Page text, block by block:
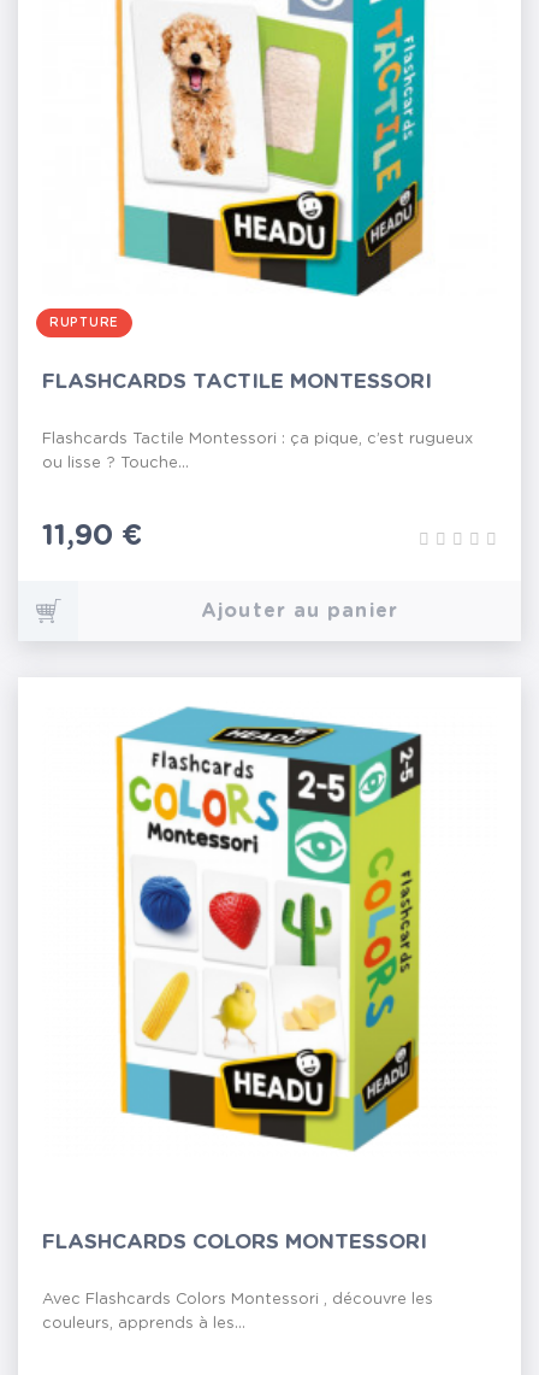
RUPTURE
FLASHCARDS TACTILE MONTESSORI
Flashcards Tactile Montessori : ça pique, c’est rugueux
ou lisse ? Touche...
Prix
11,90 €
Ajouter au panier
FLASHCARDS COLORS MONTESSORI
Avec Flashcards Colors Montessori , découvre les
couleurs, apprends à les...